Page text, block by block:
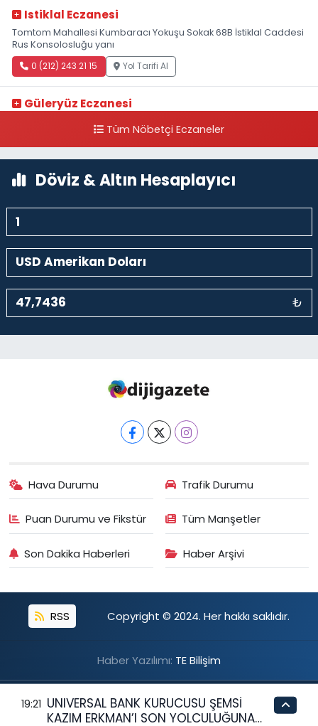
Istiklal Eczanesi
Tomtom Mahallesi Kumbaracı Yokuşu Sokak 68B İstiklal Caddesi
Rus Konsolosluğu yanı
0 (212) 243 21 15 Yol Tarifi Al
Güleryüz Eczanesi
kalaycıbahçe Meydana DoğruTüm Nöbetçi Eczaneler
Döviz & Altın Hesaplayıcı
₺
Hava Durumu Trafik Durumu
Puan Durumu ve Fikstür Tüm Manşetler
Son Dakika Haberleri Haber Arşivi
RSS Copyright © 2024. Her hakkı saklıdır.
Haber Yazılımı: TE Bilişim
19:21 UNIVERSAL BANK KURUCUSU ŞEMSİ
KAZIM ERKMAN’I SON YOLCULUĞUNA